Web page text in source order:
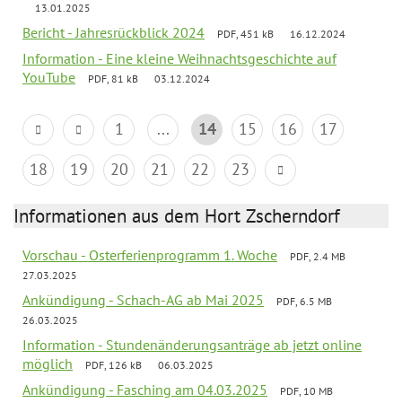
13.01.2025
Bericht - Jahresrückblick 2024 PDF, 451 kB 16.12.2024
Information - Eine kleine Weihnachtsgeschichte auf
YouTube
PDF, 81 kB 03.12.2024
1 ... 14 15 16
17
18
19 20 21 22 23
Informationen aus dem Hort Zscherndorf
Vorschau - Osterferienprogramm 1. Woche
PDF, 2.4 MB
27.03.2025
Ankündigung - Schach-AG ab Mai 2025
PDF, 6.5 MB
26.03.2025
Information - Stundenänderungsanträge ab jetzt online
möglich
PDF, 126 kB 06.03.2025
Ankündigung - Fasching am 04.03.2025
PDF, 10 MB